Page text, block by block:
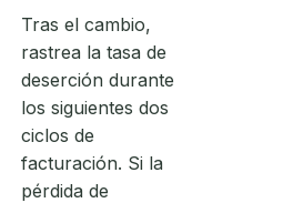
Tras el cambio,
rastrea la tasa de
deserción durante
los siguientes dos
ciclos de
facturación. Si la
pérdida de